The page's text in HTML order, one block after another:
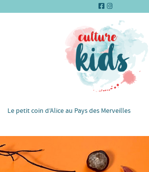
Le petit coin d’Alice au Pays des Merveilles